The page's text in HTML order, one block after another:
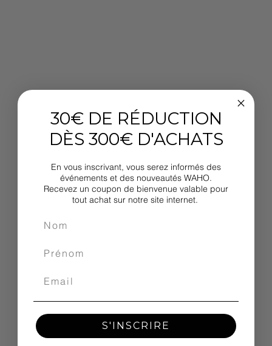
30€ DE RÉDUCTION
DÈS 300€ D'ACHATS
En vous inscrivant, vous serez informés des
événements et des nouveautés WAHO.
Recevez un coupon de bienvenue valable pour
tout achat sur notre site internet.
S'INSCRIRE